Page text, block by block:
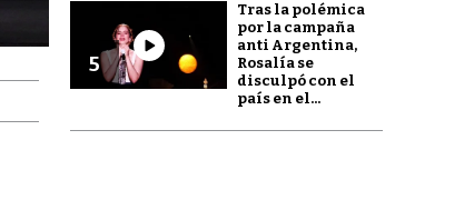
5
Tras la polémica
por la campaña
anti Argentina,
Rosalía se
disculpó con el
país en el...